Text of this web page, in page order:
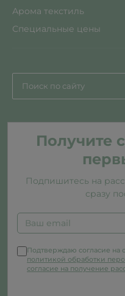
Арома текстиль
Специальные цены
Получите
Подпишитесь на
сразу
Подтверждаю согласие на
политикой обработки
согласие на получение